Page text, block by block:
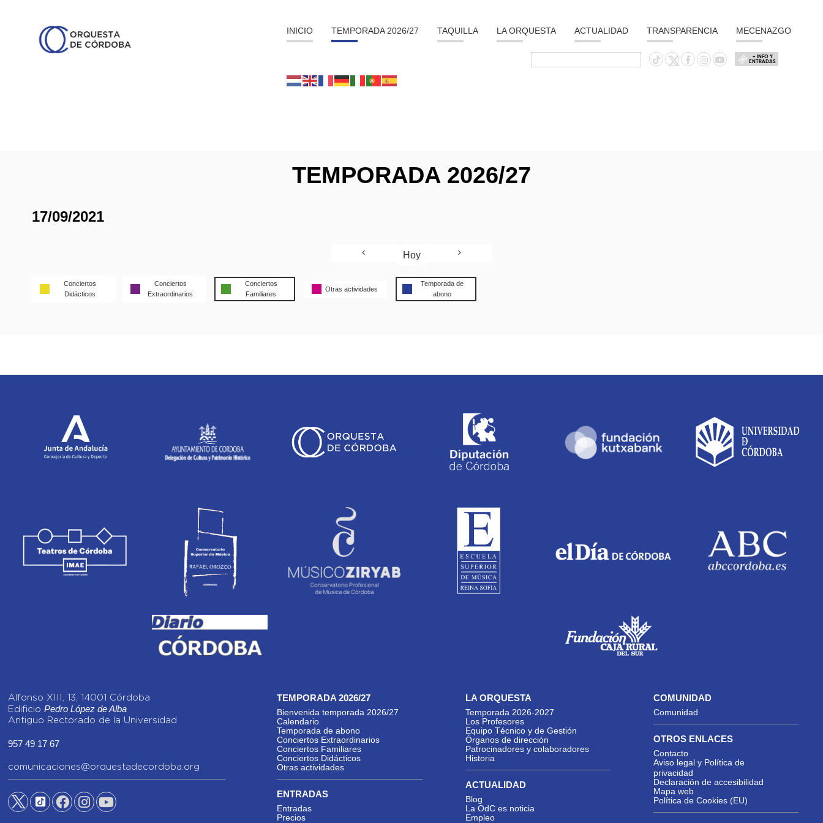
INICIO TEMPORADA 2026/27 TAQUILLA LA ORQUESTA ACTUALIDAD TRANSPARENCIA MECENAZGO
+ INFO Y
ENTRADAS
TEMPORADA 2026/27
17/09/2021
Hoy
Conciertos
Didácticos
Conciertos
Extraordinarios
Conciertos
Familiares
Otras actividades
Temporada de
abono
Alfonso XIII, 13, 14001 Córdoba
Edificio Pedro López de Alba
Antiguo Rectorado de la Universidad
957 49 17 67
comunicaciones@orquestadecordoba.org
TEMPORADA 2026/27
Bienvenida temporada 2026/27
Calendario
Temporada de abono
Conciertos Extraordinarios
Conciertos Familiares
Conciertos Didácticos
Otras actividades
ENTRADAS
Entradas
Precios
LA ORQUESTA
Temporada 2026-2027
Los Profesores
Equipo Técnico y de Gestión
Órganos de dirección
Patrocinadores y colaboradores
Historia
ACTUALIDAD
Blog
La OdC es noticia
Empleo
COMUNIDAD
Comunidad
OTROS ENLACES
Contacto
Aviso legal y Política de
privacidad
Declaración de accesibilidad
Mapa web
Política de Cookies (EU)